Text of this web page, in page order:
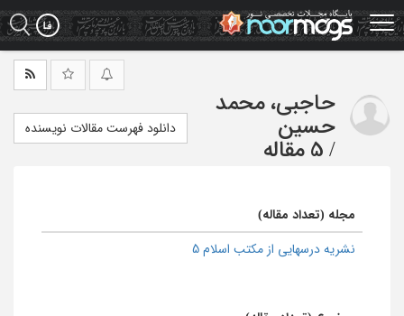
Skip
to
main
حاجبی، محمد
حسین
/ 5 مقاله
دانلود فهرست مقالات نویسنده
مجله (تعداد مقاله)
نشریه درسهایی از مکتب اسلام 5